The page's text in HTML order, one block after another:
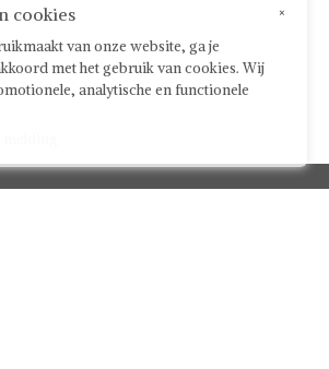
×
cookies
van onze website, ga je
met het gebruik van cookies. Wij
analytische en functionele